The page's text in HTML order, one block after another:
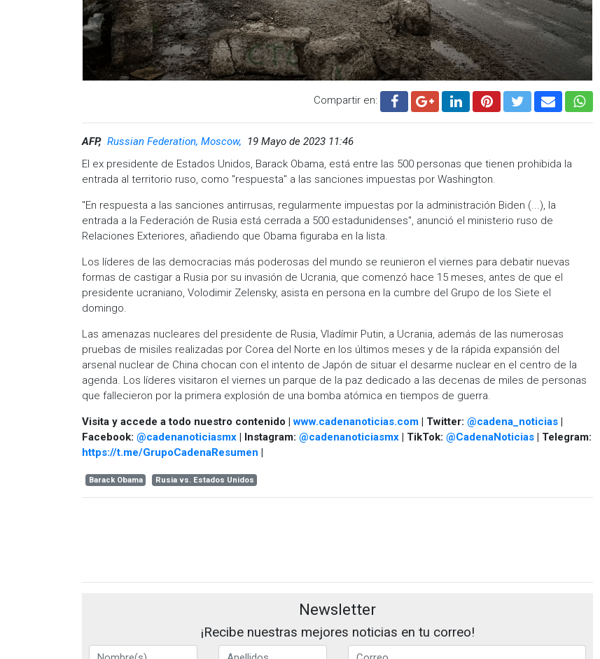
Compartir en:
AFP, Russian Federation, Moscow,
19 Mayo de 2023 11:46
El ex presidente de Estados Unidos, Barack Obama, está entre las 500 personas que tienen prohibida la
entrada al territorio ruso, como "respuesta" a las sanciones impuestas por Washington.
"En respuesta a las sanciones antirrusas, regularmente impuestas por la administración Biden (...), la
entrada a la Federación de Rusia está cerrada a 500 estadunidenses", anunció el ministerio ruso de
Relaciones Exteriores, añadiendo que Obama figuraba en la lista.
Los líderes de las democracias más poderosas del mundo se reunieron el viernes para debatir nuevas
formas de castigar a Rusia por su invasión de Ucrania, que comenzó hace 15 meses, antes de que el
presidente ucraniano, Volodimir Zelensky, asista en persona en la cumbre del Grupo de los Siete el
domingo.
Las amenazas nucleares del presidente de Rusia, Vladímir Putin, a Ucrania, además de las numerosas
pruebas de misiles realizadas por Corea del Norte en los últimos meses y de la rápida expansión del
arsenal nuclear de China chocan con el intento de Japón de situar el desarme nuclear en el centro de la
agenda. Los líderes visitaron el viernes un parque de la paz dedicado a las decenas de miles de personas
que fallecieron por la primera explosión de una bomba atómica en tiempos de guerra.
Visita y accede a todo nuestro contenido |www.cadenanoticias.com | Twitter: @cadena_noticias |
Facebook: @cadenanoticiasmx | Instagram: @cadenanoticiasmx | TikTok: @CadenaNoticias | Telegram:
https://t.me/GrupoCadenaResumen |
Barack Obama Rusia vs. Estados Unidos
Newsletter
¡Recibe nuestras mejores noticias en tu correo!